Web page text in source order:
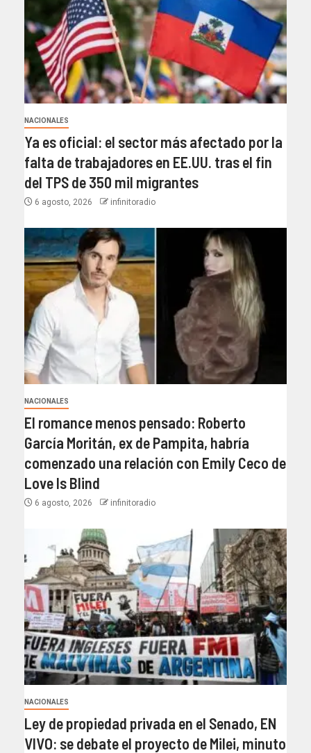
NACIONALES
Ya es oficial: el sector más afectado por la
falta de trabajadores en EE.UU. tras el fin
del TPS de 350 mil migrantes
6 agosto, 2026 infinitoradio
NACIONALES
El romance menos pensado: Roberto
García Moritán, ex de Pampita, habría
comenzado una relación con Emily Ceco de
Love Is Blind
6 agosto, 2026 infinitoradio
NACIONALES
Ley de propiedad privada en el Senado, EN
VIVO: se debate el proyecto de Milei, minuto